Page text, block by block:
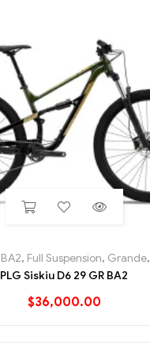
BA2, Full Suspension, Grande,
PLG Siskiu D6 29 GR BA2
$36,000.00